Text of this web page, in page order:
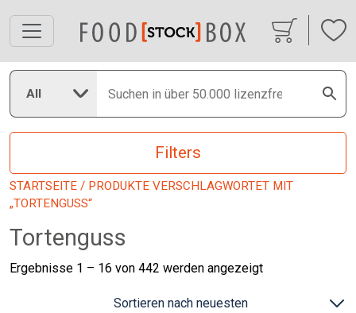
All
Filters
STARTSEITE / PRODUKTE VERSCHLAGWORTET MIT
„TORTENGUSS“
Tortenguss
Ergebnisse 1 – 16 von 442 werden angezeigtNach